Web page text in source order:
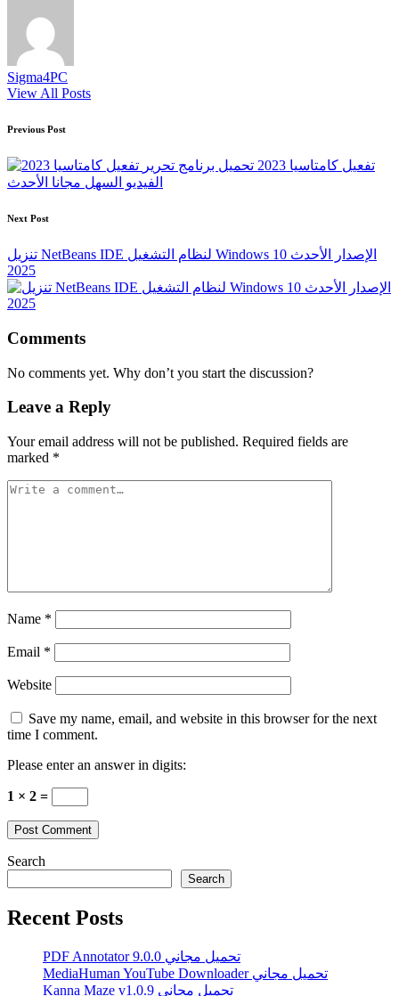
Sigma4PC
View All Posts
Post
navigation
Previous Post
تفعيل كامتاسيا 2023 تحميل برنامج تحرير
الفيديو السهل مجانا الأحدث
Next Post
تنزيل NetBeans IDE لنظام التشغيل Windows 10 الإصدار الأحدث
2025
Comments
No comments yet. Why don’t you start the discussion?
Leave a Reply
Your email address will not be published. Required fields are
marked *
Name *
Email *
Website
Save my name, email, and website in this browser for the next
time I comment.
Please enter an answer in digits:
1 × 2 =
Search
Search
Recent Posts
PDF Annotator 9.0.0 تحميل مجاني
MediaHuman YouTube Downloader تحميل مجاني
Kanna Maze v1.0.9 تحميل مجاني